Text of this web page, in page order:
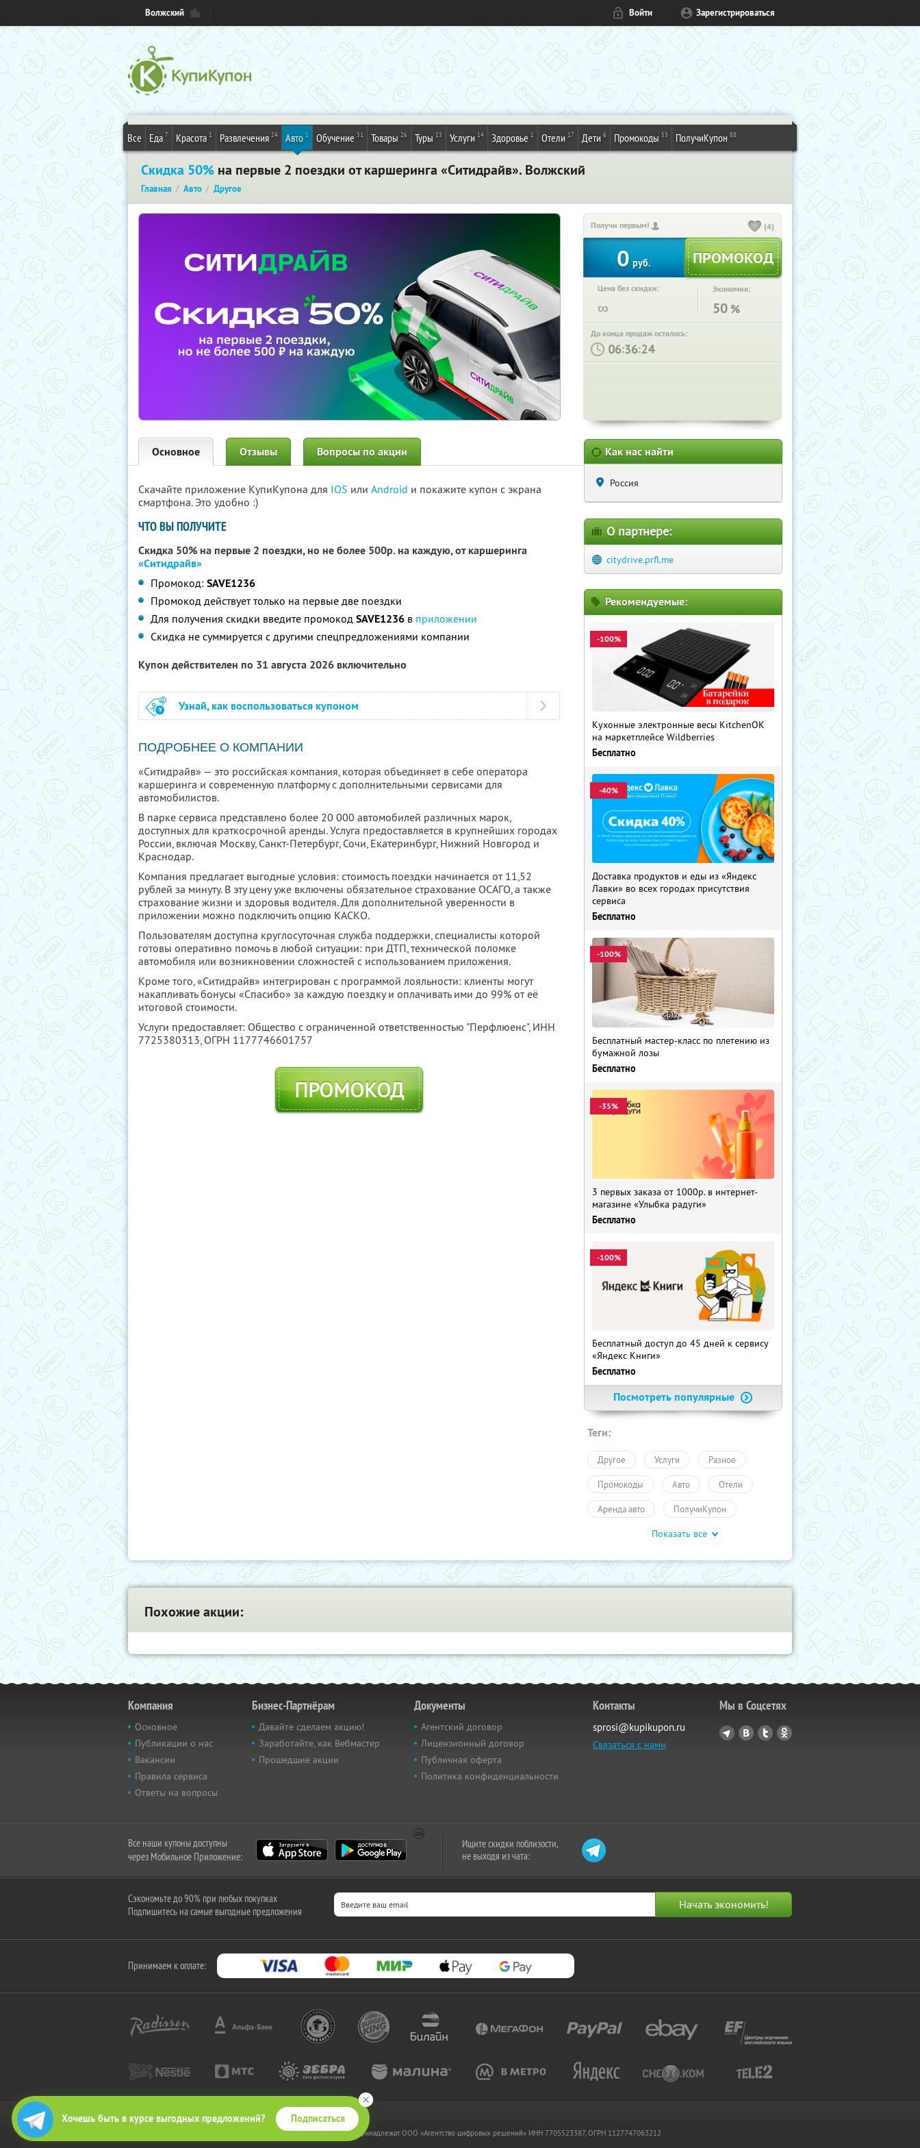
Хочешь быть в курсе выгодных предложений? Подписаться
Волжский Войти Зарегистрироваться
Все Еда 7 Красота 1 Развлечения 24 Авто 1 Обучение 31 Товары 26 Туры 13 Услуги 14 Здоровье 1 Отели 17 Дети 6 Промокоды 53 ПолучиКупон 88
Скидка 50% на первые 2 поездки от каршеринга «Ситидрайв». Волжский
Главная Авто Другое
Получи первым! (4)
0 руб.
Цена без скидки:
∞
Экономия:
50 %
До конца продаж осталось:
: :
Основное Отзывы Вопросы по акции
Скачайте приложение КупиКупона для IOS или Android и покажите купон с экрана
смартфона. Это удобно :)
ЧТО ВЫ ПОЛУЧИТЕ
Скидка 50% на первые 2 поездки, но не более 500р. на каждую, от каршеринга
«Ситидрайв»
Промокод: SAVE1236
Промокод действует только на первые две поездки
Для получения скидки введите промокод SAVE1236 в приложении
Скидка не суммируется с другими спецпредложениями компании
Купон действителен по 31 августа 2026 включительно
Узнай, как воспользоваться купоном
ПОДРОБНЕЕ О КОМПАНИИ
«Ситидрайв» — это российская компания, которая объединяет в себе оператора
каршеринга и современную платформу с дополнительными сервисами для
автомобилистов.
В парке сервиса представлено более 20 000 автомобилей различных марок,
доступных для краткосрочной аренды. Услуга предоставляется в крупнейших городах
России, включая Москву, Санкт-Петербург, Сочи, Екатеринбург, Нижний Новгород и
Краснодар.
Компания предлагает выгодные условия: стоимость поездки начинается от 11,52
рублей за минуту. В эту цену уже включены обязательное страхование ОСАГО, а также
страхование жизни и здоровья водителя. Для дополнительной уверенности в
приложении можно подключить опцию КАСКО.
Пользователям доступна круглосуточная служба поддержки, специалисты которой
готовы оперативно помочь в любой ситуации: при ДТП, технической поломке
автомобиля или возникновении сложностей с использованием приложения.
Кроме того, «Ситидрайв» интегрирован с программой лояльности: клиенты могут
накапливать бонусы «Спасибо» за каждую поездку и оплачивать ими до 99% от её
итоговой стоимости.
Услуги предоставляет: Общество с ограниченной ответственностью "Перфлюенс", ИНН
7725380313, ОГРН 1177746601757
ПРОМОКОД
Как нас найти
Россия
О партнере:
citydrive.prfl.me
Рекомендуемые:
-100%
Кухонные электронные весы KitchenOK
на маркетплейсе Wildberries
Бесплатно
-40%
Доставка продуктов и еды из «Яндекс
Лавки» во всех городах присутствия
сервиса
Бесплатно
-100%
Бесплатный мастер-класс по плетению из
бумажной лозы
Бесплатно
-35%
3 первых заказа от 1000р. в интернет-
магазине «Улыбка радуги»
Бесплатно
-100%
Бесплатный доступ до 45 дней к сервису
«Яндекс Книги»
Бесплатно
Посмотреть популярные
Теги:
Другое Услуги Разное
Промокоды Авто Отели
Аренда авто ПолучиКупон
Показать все
Похожие акции:
Компания
Основное
Публикации о нас
Вакансии
Правила сервиса
Ответы на вопросы
Бизнес-Партнёрам
Давайте сделаем акцию!
Заработайте, как Вебмастер
Прошедшие акции
Документы
Агентский договор
Лицензионный договор
Публичная оферта
Политика конфиденциальности
Контакты
sprosi@kupikupon.ru
Связаться с нами
Мы в Соцсетях
Все наши купоны доступны
через Мобильное Приложение:
Ищите скидки поблизости,
не выходя из чата:
Сэкономьте до 90% при любых покупках
Подпишитесь на самые выгодные предложения
Принимаем к оплате:
2010-2026 © КупиКупон. Все права защищены.
Все права на товарный знак "КупиКупон" и на сайт www.kupikupon.ru принадлежат OOO «Агентство цифровых решений» ИНН 7705523387, ОГРН 1127747063212